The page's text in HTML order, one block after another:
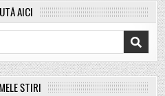
AICI
ȘTIRI